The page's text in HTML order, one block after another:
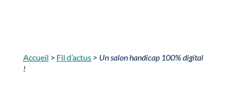
Accueil > Fil d’actus > Un salon handicap 100% digital
!